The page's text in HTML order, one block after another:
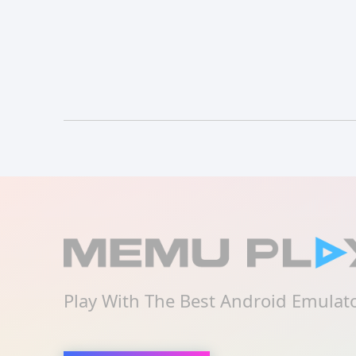
Play With The Best Android